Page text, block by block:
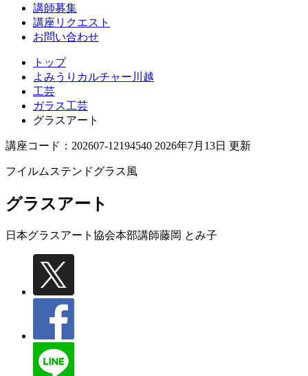
講師募集
講座リクエスト
お問い合わせ
トップ
よみうりカルチャー川越
工芸
ガラス工芸
グラスアート
講座コード：202607-12194540 2026年7月13日 更新
フイルムステンドグラス風
グラスアート
日本グラスアート協会本部講師藤岡 とみ子